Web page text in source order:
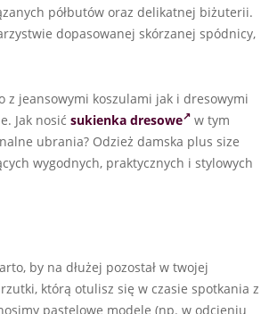
półbutów oraz delikatnej biżuterii.
dopasowanej skórzanej spódnicy,
z jeansowymi koszulami jak i dresowymi
Jak nosić sukienka dresowe
w tym
ubrania? Odzież damska plus size
wygodnych, praktycznych i stylowych
by na dłużej pozostał w twojej
którą otulisz się w czasie spotkania z
pastelowe modele (np. w odcieniu